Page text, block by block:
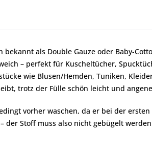
bekannt als Double Gauze oder Baby-
– perfekt für Kuscheltücher,
wie Blusen/Hemden, Tuniken,
trotz der Fülle schön leicht und
vorher waschen, da er bei der
der Stoff muss also nicht gebügelt